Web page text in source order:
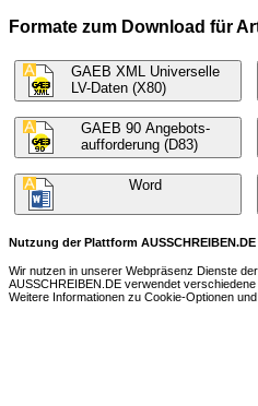
Formate zum Download für
GAEB XML Universelle
LV-Daten (X80)
GAEB 90 Angebots-
aufforderung (D83)
Word
Nutzung der Plattform AUSSCHREIBEN.DE
Wir nutzen in unserer Webpräsenz Dienste
AUSSCHREIBEN.DE verwendet
Weitere Informationen zu Cookie-Optionen